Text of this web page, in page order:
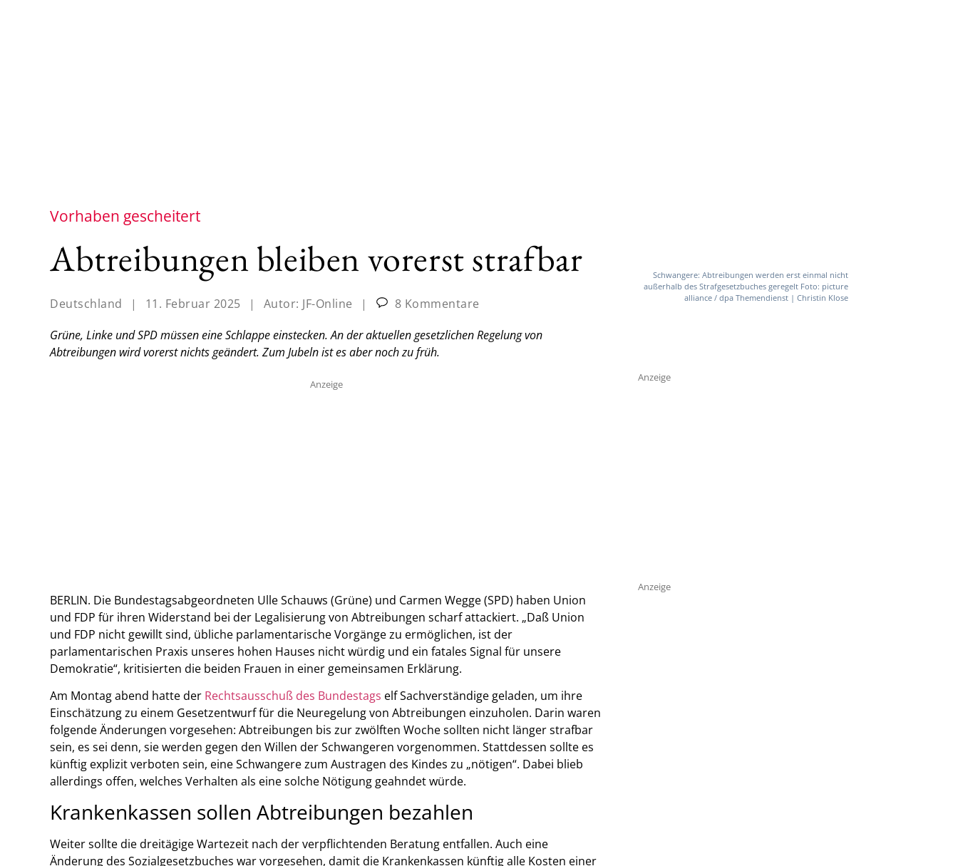
Vorhaben gescheitert
Abtreibungen bleiben vorerst strafbar
Deutschland | 11. Februar 2025 | Autor: JF-Online |
8 Kommentare
Grüne, Linke und SPD müssen eine Schlappe einstecken. An der aktuellen gesetzlichen Regelung von
Abtreibungen wird vorerst nichts geändert. Zum Jubeln ist es aber noch zu früh.
Anzeige
BERLIN. Die Bundestagsabgeordneten Ulle Schauws (Grüne) und Carmen Wegge (SPD) haben Union
und FDP für ihren Widerstand bei der Legalisierung von Abtreibungen scharf attackiert. „Daß Union
und FDP nicht gewillt sind, übliche parlamentarische Vorgänge zu ermöglichen, ist der
parlamentarischen Praxis unseres hohen Hauses nicht würdig und ein fatales Signal für unsere
Demokratie“, kritisierten die beiden Frauen in einer gemeinsamen Erklärung.
Am Montag abend hatte der Rechtsausschuß des Bundestags elf Sachverständige geladen, um ihre
Einschätzung zu einem Gesetzentwurf für die Neuregelung von Abtreibungen einzuholen. Darin waren
folgende Änderungen vorgesehen: Abtreibungen bis zur zwölften Woche sollten nicht länger strafbar
sein, es sei denn, sie werden gegen den Willen der Schwangeren vorgenommen. Stattdessen sollte es
künftig explizit verboten sein, eine Schwangere zum Austragen des Kindes zu „nötigen“. Dabei blieb
allerdings offen, welches Verhalten als eine solche Nötigung geahndet würde.
Krankenkassen sollen Abtreibungen bezahlen
Weiter sollte die dreitägige Wartezeit nach der verpflichtenden Beratung entfallen. Auch eine
Änderung des Sozialgesetzbuches war vorgesehen, damit die Krankenkassen künftig alle Kosten einer
Schwangere: Abtreibungen werden erst einmal nicht
außerhalb des Strafgesetzbuches geregelt Foto: picture
alliance / dpa Themendienst | Christin Klose
Anzeige
Anzeige